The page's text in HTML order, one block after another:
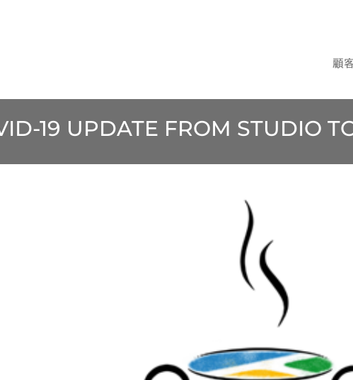
顧
19 UPDATE FROM STUDIO